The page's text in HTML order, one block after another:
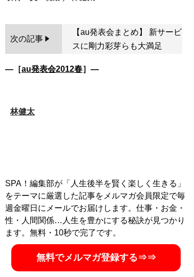
次の記事
【au発表会まとめ】 新サービ
スに剛力彩芽らも大満足
―［au発表会2012春］―
林健太
SPA！編集部が「人生後半を賢く楽しく生きる」
をテーマに厳選した記事をメルマガ会員限定で毎
週金曜日にメールでお届けします。仕事・お金・
性・人間関係…人生を豊かにする秘訣が見つかり
ます。無料・10秒で完了です。
無料でメルマガ登録する⇒⇒